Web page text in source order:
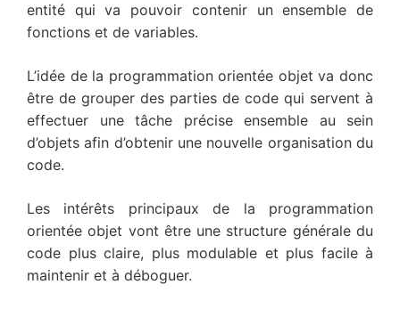
entité qui va pouvoir contenir un ensemble de
fonctions et de variables.
L’idée de la programmation orientée objet va donc
être de grouper des parties de code qui servent à
effectuer une tâche précise ensemble au sein
d’objets afin d’obtenir une nouvelle organisation du
code.
Les intérêts principaux de la programmation
orientée objet vont être une structure générale du
code plus claire, plus modulable et plus facile à
maintenir et à déboguer.